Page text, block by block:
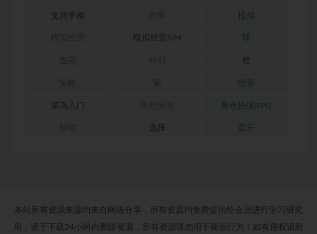
支持手柄 模拟
模拟经营SIM 球
生存 程
索 经营
菜鸟入门 角色扮演RPG
选择 音乐
本站所有资源来源均来自网络分享，所有资源均免费提供给会员进行学习研究
用，请于下载24小时内删除资源，所有资源请勿用于商业行为！如有侵权请附